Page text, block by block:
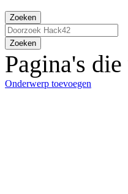
Zoeken
Zoeken
Pagina's
Onderwerp toevoegen